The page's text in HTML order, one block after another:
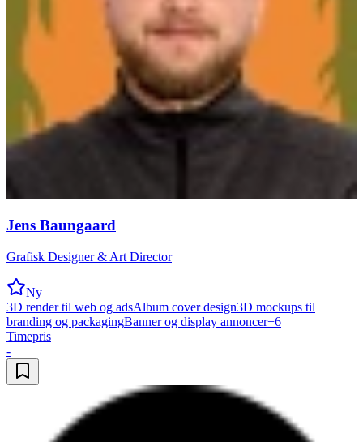
Jens Baungaard
Grafisk Designer & Art Director
Ny
3D render til web og adsAlbum cover design3D mockups til
branding og packagingBanner og display annoncer+6
Timepris
-